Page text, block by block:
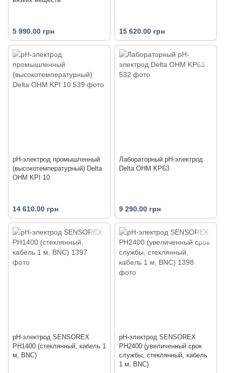
5 990.00 грн 15 620.00 грн
pH-электрод промышленный
(высокотемпературный) Delta
OHM KPI 10
14 610.00 грн
Лабораторный pH-электрод
Delta OHM KP63
9 290.00 грн
pH-электрод SENSOREX
PH1400 (стеклянный, кабель 1
м, BNC)
pH-электрод SENSOREX
PH2400 (увеличенный срок
службы, стеклянный, кабель
1 м, BNC)